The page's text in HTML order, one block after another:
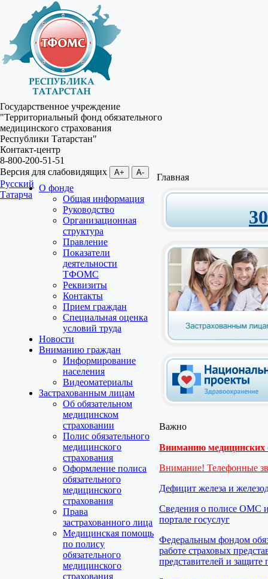
Государственное учреждение
"Территориальный фонд обязательного
медицинского страхования
Республики Татарстан"
Контакт-центр
8-800-200-51-51
Версия для слабовидящих
A+ A-
Русский
Татарча
О фонде
Общая информация
Руководство
Организационная
структура
Правление
Показатели
деятельности
ТФОМС
Реквизиты
Контакты
Прием граждан
Специальная оценка
условий труда
Новости
Вниманию граждан
Информирование
населения
Видеоматериалы
Застрахованным лицам
Об обязательном
медицинском
страховании
Полис обязательного
медицинского
страхования
Оформление полиса
обязательного
медицинского
страхования
Права
застрахованного лица
Медицинская помощь
по полису
обязательного
медицинского
страхования
Главная
Важно
Вниманию медицинских
Внимание! Телефонные
Дефицит железа и
Сведения о полисе ОМС
портале госуслуг
Федеральным фондом
работе страховых
представителей и защите